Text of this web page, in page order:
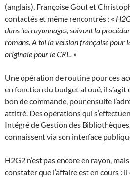
(anglais), Françoise Gout et
contactés et même rencontrés : «
dans les rayonnages, suivont la
romans. A toi la version française pour
originale pour le CRL. »
Une opération de routine pour ces
en fonction du budget alloué, il s’agit
bon de commande, pour ensuite
attitré. Des opérations qui
Intégré de Gestion des
connaissent via son interface
H2G2 n’est pas encore en rayon,
constater que l’affaire est en cours : il